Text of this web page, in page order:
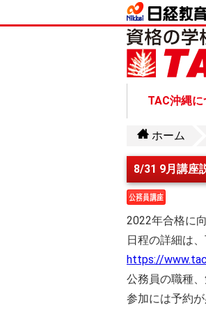
TAC沖縄に
ホーム
8/31 9月講座
2022年合格に
日程の詳細は
https://
公務員の職種
参加には予約